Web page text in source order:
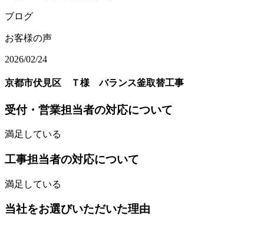
ブログ
お客様の声
2026/02/24
京都市伏見区 Ｔ様 バランス釜取替工事
受付・営業担当者の対応について
満足している
工事担当者の対応について
満足している
当社をお選びいただいた理由